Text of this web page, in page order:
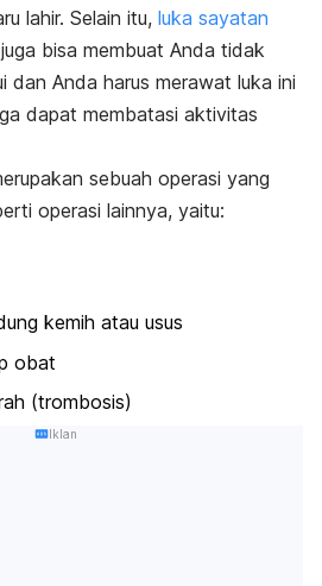
lahir. Selain itu, luka sayatan
juga bisa membuat Anda tidak
dan Anda harus merawat luka ini
dapat membatasi aktivitas
sebuah operasi yang
operasi lainnya, yaitu:
kemih atau usus
obat
(trombosis)
Iklan